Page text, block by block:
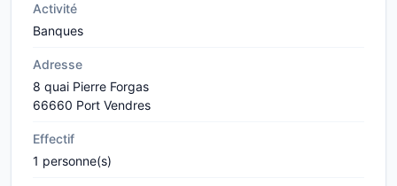
Activité
Banques
Adresse
8 quai Pierre Forgas
66660 Port Vendres
Effectif
1 personne(s)